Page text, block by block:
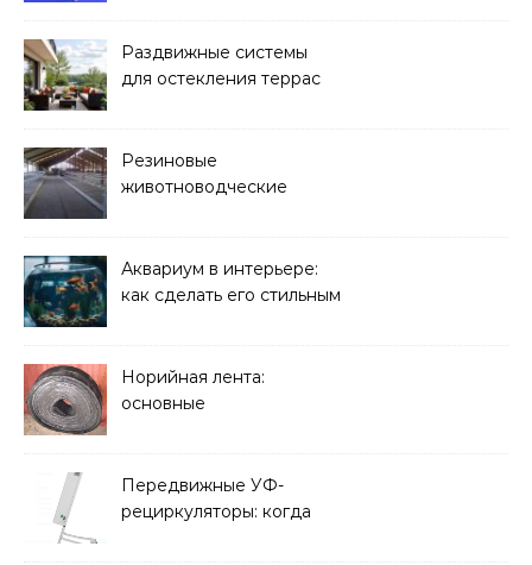
Раздвижные системы
для остекления террас
Резиновые
животноводческие
решать
Аквариум в интерьере:
как сделать его стильным
Норийная лента:
основные
и советы по выбору
Передвижные УФ-
рециркуляторы: когда